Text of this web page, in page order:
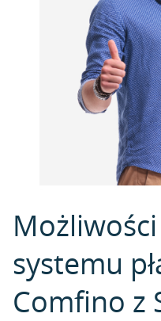
systemu
Comfino z